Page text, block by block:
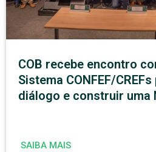
COB recebe encontro
Sistema CONFEF/
diálogo e construir uma
SAIBA MAIS